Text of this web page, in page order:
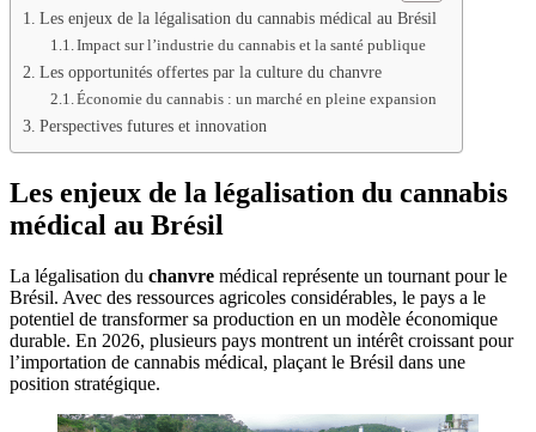
Les enjeux de la légalisation du cannabis médical au Brésil
Impact sur l’industrie du cannabis et la santé publique
Les opportunités offertes par la culture du chanvre
Économie du cannabis : un marché en pleine expansion
Perspectives futures et innovation
Les enjeux de la légalisation du cannabis
médical au Brésil
La légalisation du chanvre médical représente un tournant pour le
Brésil. Avec des ressources agricoles considérables, le pays a le
potentiel de transformer sa production en un modèle économique
durable. En 2026, plusieurs pays montrent un intérêt croissant pour
l’importation de cannabis médical, plaçant le Brésil dans une
position stratégique.